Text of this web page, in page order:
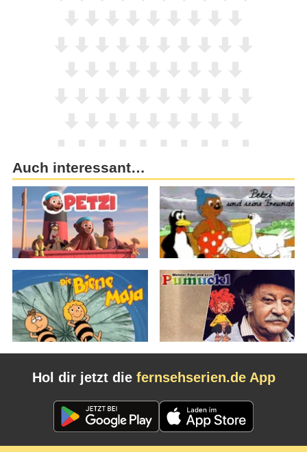
Auch interessant…
Hol dir jetzt die fernsehserien.de App